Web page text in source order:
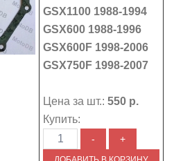
GSX1100 1988-1994
GSX600 1988-1996
GSX600F 1998-2006
GSX750F 1998-2007
Цена за шт.: 550 р.
Купить: